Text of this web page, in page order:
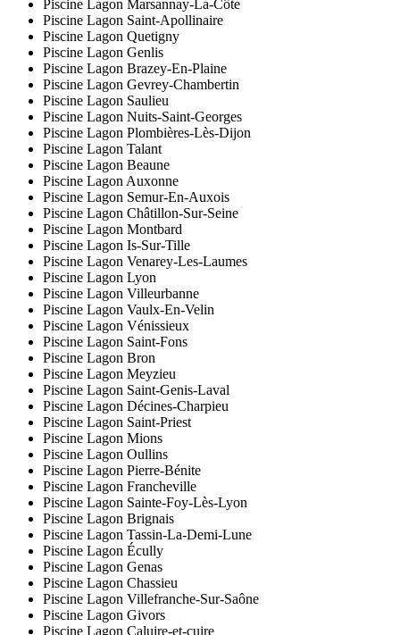
Piscine Lagon Marsannay-La-Côte
Piscine Lagon Saint-Apollinaire
Piscine Lagon Quetigny
Piscine Lagon Genlis
Piscine Lagon Brazey-En-Plaine
Piscine Lagon Gevrey-Chambertin
Piscine Lagon Saulieu
Piscine Lagon Nuits-Saint-Georges
Piscine Lagon Plombières-Lès-Dijon
Piscine Lagon Talant
Piscine Lagon Beaune
Piscine Lagon Auxonne
Piscine Lagon Semur-En-Auxois
Piscine Lagon Châtillon-Sur-Seine
Piscine Lagon Montbard
Piscine Lagon Is-Sur-Tille
Piscine Lagon Venarey-Les-Laumes
Piscine Lagon Lyon
Piscine Lagon Villeurbanne
Piscine Lagon Vaulx-En-Velin
Piscine Lagon Vénissieux
Piscine Lagon Saint-Fons
Piscine Lagon Bron
Piscine Lagon Meyzieu
Piscine Lagon Saint-Genis-Laval
Piscine Lagon Décines-Charpieu
Piscine Lagon Saint-Priest
Piscine Lagon Mions
Piscine Lagon Oullins
Piscine Lagon Pierre-Bénite
Piscine Lagon Francheville
Piscine Lagon Sainte-Foy-Lès-Lyon
Piscine Lagon Brignais
Piscine Lagon Tassin-La-Demi-Lune
Piscine Lagon Écully
Piscine Lagon Genas
Piscine Lagon Chassieu
Piscine Lagon Villefranche-Sur-Saône
Piscine Lagon Givors
Piscine Lagon Caluire-et-cuire